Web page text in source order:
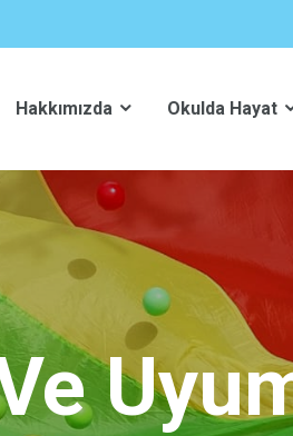
Hakkımızda Okulda Hayat